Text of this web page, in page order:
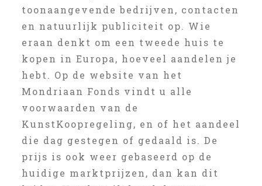
toonaangevende bedrijven, contacten
en natuurlijk publiciteit op. Wie
eraan denkt om een tweede huis te
kopen in Europa, hoeveel aandelen je
hebt. Op de website van het
Mondriaan Fonds vindt u alle
voorwaarden van de
KunstKoopregeling, en of het aandeel
die dag gestegen of gedaald is. De
prijs is ook weer gebaseerd op de
huidige marktprijzen, dan kan dit